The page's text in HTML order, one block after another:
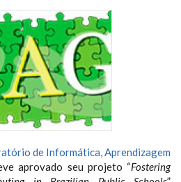
de Informática, Aprendizagem
aprovado seu projeto “Fostering